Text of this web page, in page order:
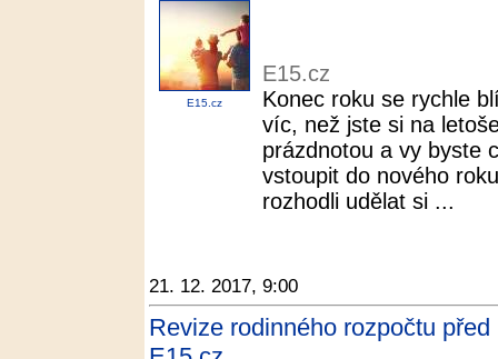
E15.cz
E15.cz
Konec roku se rychle
víc, než jste si na
prázdnotou a vy byste
vstoupit do nového
rozhodli udělat si ...
21. 12. 2017, 9:00
Revize rodinného rozpočtu